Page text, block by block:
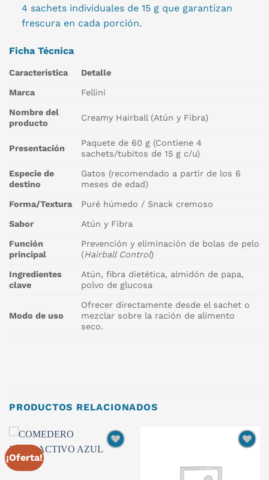
4 sachets individuales de 15 g que garantizan
frescura en cada porción.
Ficha Técnica
Característica Detalle
Marca Fellini
Nombre del
producto
Creamy Hairball (Atún y Fibra)
Presentación
Paquete de 60 g (Contiene 4
sachets/tubitos de 15 g c/u)
Especie de
destino
Gatos (recomendado a partir de los 6
meses de edad)
Forma/Textura Puré húmedo / Snack cremoso
Sabor Atún y Fibra
Función
principal
Prevención y eliminación de bolas de pelo
(Hairball Control)
Ingredientes
clave
Atún, fibra dietética, almidón de papa,
polvo de glucosa
Modo de uso
Ofrecer directamente desde el sachet o
mezclar sobre la ración de alimento
seco.
PRODUCTOS RELACIONADOS
¡Oferta!